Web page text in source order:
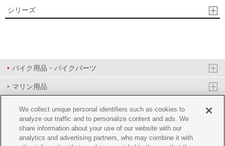
シリーズ
バイク用品・バイクパーツ
マリン用品
PAS/YPJ用品
その他用品
イベント&エンターテイメント
We collect unique personal identifiers such as cookies to
analyze our traffic and to personalize content and ads. We
share information about your use of our website with our
analytics and advertising partners, who may combine it with